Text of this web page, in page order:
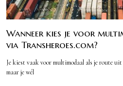
Wanneer kies je voor
via Transheroes.com?
Je kiest vaak voor multimodaal als je route
maar je wél